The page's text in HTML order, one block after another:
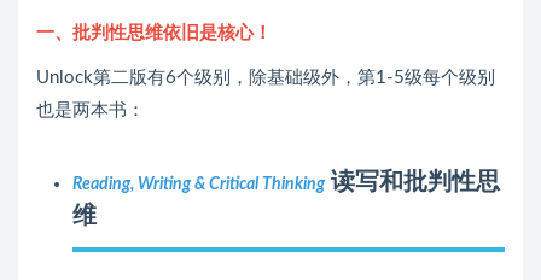
一、批判性思维依旧是核心！
Unlock第二版有6个级别，除基础级外，第1-5级每个级别
也是两本书：
Reading, Writing & Critical Thinking 读写和批判性思
维